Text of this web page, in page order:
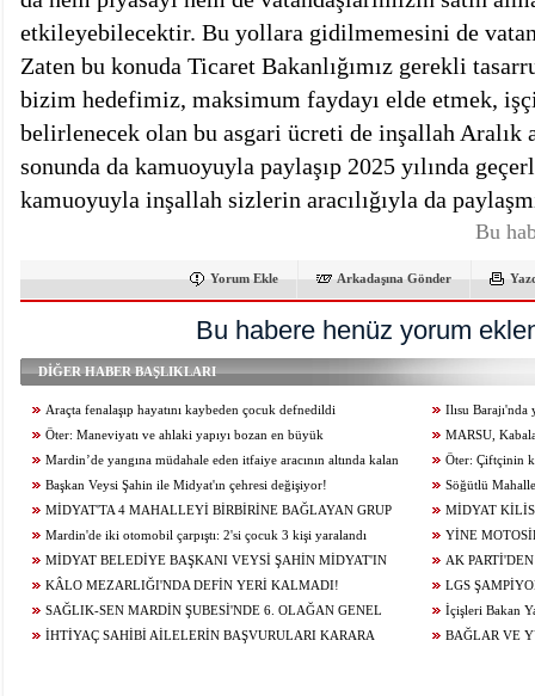
etkileyebilecektir. Bu yollara gidilmemesini de
Zaten bu konuda Ticaret Bakanlığımız gerekli
bizim hedefimiz, maksimum faydayı elde etmek,
belirlenecek olan bu asgari ücreti de inşallah Aralık
sonunda da kamuoyuyla paylaşıp 2025 yılında
kamuoyuyla inşallah sizlerin aracılığıyla da
Bu
Yorum Ekle Arkadaşına Gönder
Bu habere henüz yorum
DİĞER HABER BAŞLIKLARI
Araçta fenalaşıp hayatını kaybeden çocuk defnedildi
Ilısu Barajı'nda
geçti
Öter: Maneviyatı ve ahlaki yapıyı bozan en büyük
olumsuzluklardan biri de sanal kumardır
MARSU,
Yeniliyor
Mardin’de yangına müdahale eden itfaiye aracının altında kalan
itfaiye eri öldü
Öter: Çiftçinin
alınmamalı
Başkan Veysi Şahin ile Midyat'ın çehresi değişiyor!
Söğütlü
Ediyor
MİDYAT'TA 4 MAHALLEYİ BİRBİRİNE BAĞLAYAN GRUP
YOLU YENİLENDİ
MİDYAT
Mardin'de iki otomobil çarpıştı: 2'si çocuk 3 kişi yaralandı
YİNE
ÇARPIŞTI: 1
MİDYAT BELEDİYE BAŞKANI VEYSİ ŞAHİN MİDYAT'IN
GELECEĞİ İÇİN ÇALIŞIYOR...
AK
KÂLO MEZARLIĞI'NDA DEFİN YERİ KALMADI!
LGS
KONUĞU OLDU
SAĞLIK-SEN MARDİN ŞUBESİ'NDE 6. OLAĞAN GENEL
KURUL HEYECANI YAŞANIYOR!
İçişleri Bakan
İHTİYAÇ SAHİBİ AİLELERİN BAŞVURULARI KARARA
BAĞLAR VE